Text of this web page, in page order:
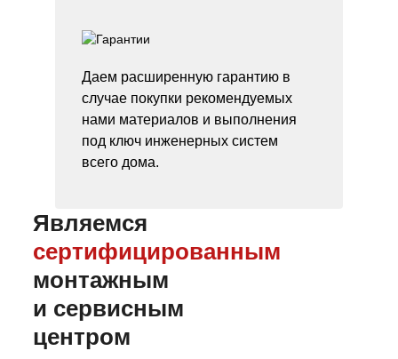
Даем расширенную гарантию в
случае покупки рекомендуемых
нами материалов и выполнения
под ключ инженерных систем
всего дома.
Являемся
сертифицированным
монтажным
и сервисным
центром